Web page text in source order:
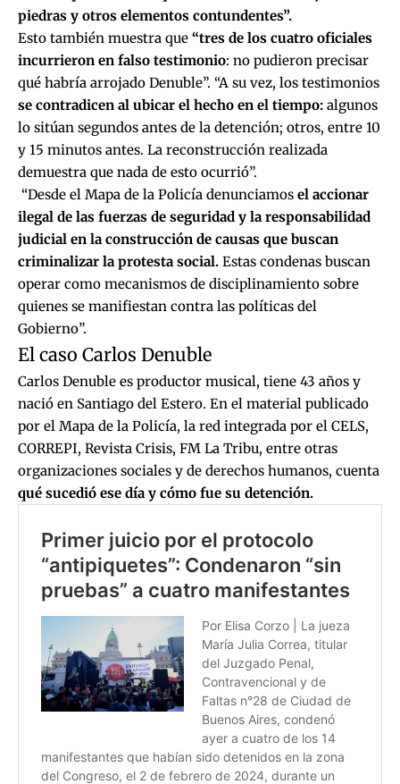
piedras y otros elementos contundentes”.
Esto también muestra que “tres de los cuatro oficiales
incurrieron en falso testimonio: no pudieron precisar
qué habría arrojado Denuble”. “A su vez, los testimonios
se contradicen al ubicar el hecho en el tiempo: algunos
lo sitúan segundos antes de la detención; otros, entre 10
y 15 minutos antes. La reconstrucción realizada
demuestra que nada de esto ocurrió”.
“Desde el Mapa de la Policía denunciamos el accionar
ilegal de las fuerzas de seguridad y la responsabilidad
judicial en la construcción de causas que buscan
criminalizar la protesta social. Estas condenas buscan
operar como mecanismos de disciplinamiento sobre
quienes se manifiestan contra las políticas del
Gobierno”.
El caso Carlos Denuble
Carlos Denuble es productor musical, tiene 43 años y
nació en Santiago del Estero. En el material publicado
por el Mapa de la Policía, la red integrada por el CELS,
CORREPI, Revista Crisis, FM La Tribu, entre otras
organizaciones sociales y de derechos humanos, cuenta
qué sucedió ese día y cómo fue su detención.